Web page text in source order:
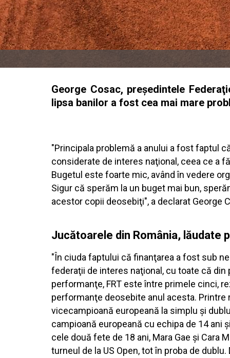
George Cosac, preşedintele
lipsa banilor a fost cea mai mare
"Principala problemă a anului a fost faptul
considerate de interes naţional, ceea ce a
Bugetul este foarte mic, având în vedere
Sigur că sperăm la un buget mai bun,
acestor copii deosebiţi", a declarat George
Jucătoarele din România, lăudate
"În ciuda faptului că finanţarea a fost sub
federaţii de interes naţional, cu toate că
performanţe, FRT este între primele cinci,
performanţe deosebite anul acesta. Printre
vicecampioană europeană la simplu şi
campioană europeană cu echipa de 14 ani
cele două fete de 18 ani, Mara Gae şi Cara
turneul de la US Open, tot în proba de